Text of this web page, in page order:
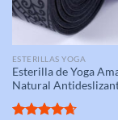
ESTERILLAS YOGA
Esterilla de Yoga
Natural